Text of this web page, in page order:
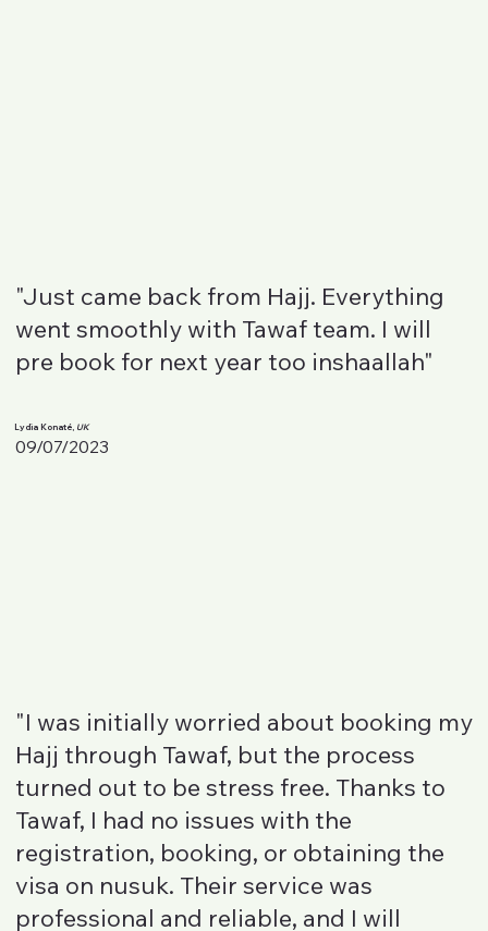
"Just came back from Hajj. Everything
went smoothly with Tawaf team. I will
pre book for next year too inshaallah"
Lydia Konaté, UK
09/07/2023
"I was initially worried about booking my
Hajj through Tawaf, but the process
turned out to be stress free. Thanks to
Tawaf, I had no issues with the
registration, booking, or obtaining the
visa on nusuk. Their service was
professional and reliable, and I will